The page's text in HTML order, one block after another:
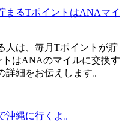
まるTポイントはANAマイ
人は、毎月Tポイントが貯
はANAのマイルに交換す
細をお伝えします。
縄に行くよ。